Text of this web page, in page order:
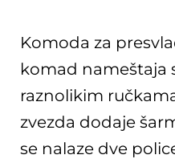
Komoda za
komad nameštaja
raznolikim
zvezda dodaje
se nalaze dve